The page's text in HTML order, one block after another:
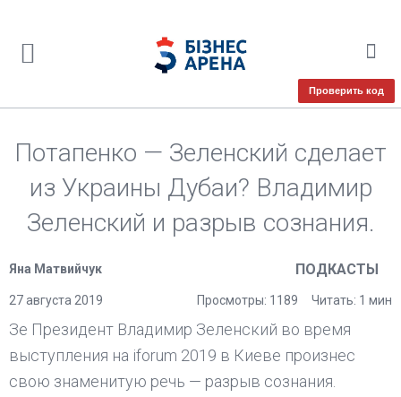
Проверить код
Потапенко — Зеленский сделает
из Украины Дубаи? Владимир
Зеленский и разрыв сознания.
Яна Матвийчук ПОДКАСТЫ
27 августа 2019 Читать: 1 мин
Просмотры: 1189
Зе Президент Владимир Зеленский во время
выступления на iforum 2019 в Киеве произнес
свою знаменитую речь — разрыв сознания.